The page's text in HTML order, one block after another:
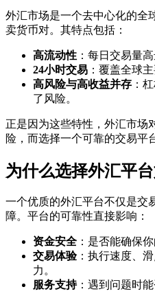
外汇市场是一个去中心化的全
卖货币对。其特点包括：
高流动性 ：每日交易量
24小时交易 ：覆盖全球
高风险与高收益并存 ：
了风险。
正是因为这些特性，外汇市场
险，而选择一个可靠的交易平
为什么选择外汇平
一个优质的外汇平台不仅是交
障。平台的可靠性直接影响：
资金安全 ：是否能确保
交易体验：执行速度、
力。
服务支持：遇到问题时能